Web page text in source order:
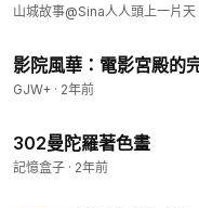
山城故事@Sina人人頭上一片天
影院風華：電影宮殿的
GJW+ · 2年前
302曼陀羅著色畫
記憶盒子 · 2年前